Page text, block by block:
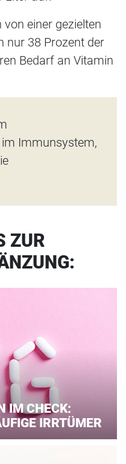
einer gezielten
nur 38 Prozent der
Bedarf an Vitamin
Immunsystem,
ZUR
IM CHECK:
IRRTÜMER